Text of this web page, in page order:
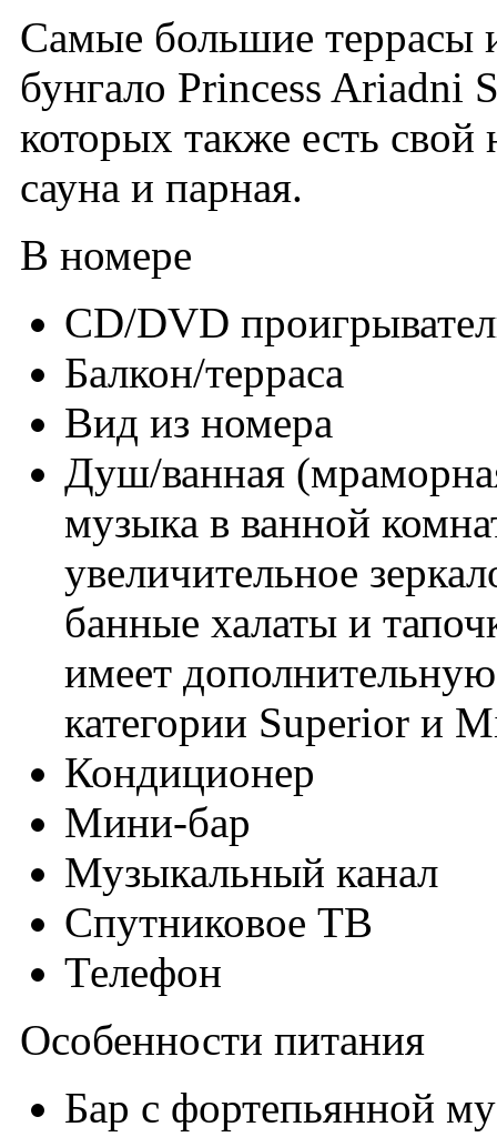
Самые большие террасы
бунгало Princess Ariadni
которых также есть
сауна и парная.
В номере
CD/DVD
Балкон/терраса
Вид из номера
Душ/ванная
музыка в ванной
увеличительное
банные халаты и
имеет
категории Superior и
Кондиционер
Мини-бар
Музыкальный канал
Спутниковое ТВ
Телефон
Особенности питания
Бар с фортепьянной